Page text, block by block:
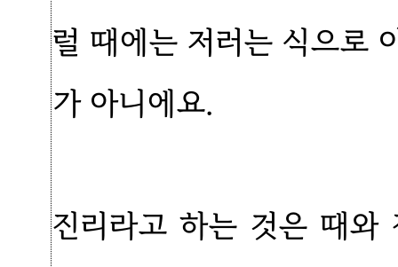
럴 때에는 저러는 식으로
가 아니에요.
진리라고 하는 것은 때와